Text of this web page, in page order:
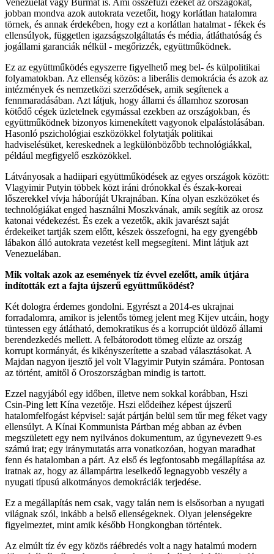
Venezuelát vagy Burmát is. Ami összefűzi ezeket az országokat,
jobban mondva azok autokrata vezetőit, hogy korlátlan hatalomra
törnek, és annak érdekében, hogy ezt a korlátlan hatalmat - fékek és
ellensúlyok, független igazságszolgáltatás és média, átláthatóság és
jogállami garanciák nélkül - megőrizzék, együttműködnek.
Ez az együttműködés egyszerre figyelhető meg bel- és külpolitikai
folyamatokban. Az ellenség közös: a liberális demokrácia és azok az
intézmények és nemzetközi szerződések, amik segítenek a
fennmaradásában. Azt látjuk, hogy állami és államhoz szorosan
kötődő cégek üzletelnek egymással ezekben az országokban, és
együttműködnek bizonyos kimenekített vagyonok elpalástolásában.
Hasonló pszichológiai eszközökkel folytatják politikai
hadviselésüket, kereskednek a legkülönbözőbb technológiákkal,
például megfigyelő eszközökkel.
Látványosak a hadiipari együttműködések az egyes országok között:
Vlagyimir Putyin többek közt iráni drónokkal és észak-koreai
lőszerekkel vívja háborúját Ukrajnában. Kína olyan eszközöket és
technológiákat enged használni Moszkvának, amik segítik az orosz
katonai védekezést. És ezek a vezetők, akik javarészt saját
érdekeiket tartják szem előtt, készek összefogni, ha egy gyengébb
lábakon álló autokrata vezetést kell megsegíteni. Mint látjuk azt
Venezuelában.
Mik voltak azok az események tíz évvel ezelőtt, amik útjára
indították ezt a fajta újszerű együttműködést?
Két dologra érdemes gondolni. Egyrészt a 2014-es ukrajnai
forradalomra, amikor is jelentős tömeg jelent meg Kijev utcáin, hogy
tüntessen egy átlátható, demokratikus és a korrupciót üldöző állami
berendezkedés mellett. A felbátorodott tömeg elűzte az ország
korrupt kormányát, és kikényszerítette a szabad választásokat. A
Majdan nagyon ijesztő jel volt Vlagyimir Putyin számára. Pontosan
az történt, amitől ő Oroszországban mindig is tartott.
Ezzel nagyjából egy időben, illetve nem sokkal korábban, Hszi
Csin-Ping lett Kína vezetője. Hszi elődeihez képest újszerű
hatalomfelfogást képvisel: saját pártján belül sem tűr meg féket vagy
ellensúlyt. A Kínai Kommunista Pártban még abban az évben
megszületett egy nem nyilvános dokumentum, az úgynevezett 9-es
számú irat; egy iránymutatás arra vonatkozóan, hogyan maradhat
fenn és hatalomban a párt. Az első és legfontosabb megállapítása az
iratnak az, hogy az állampártra leselkedő legnagyobb veszély a
nyugati típusú alkotmányos demokráciák terjedése.
Ez a megállapítás nem csak, vagy talán nem is elsősorban a nyugati
világnak szól, inkább a belső ellenségeknek. Olyan jelenségekre
figyelmeztet, mint amik később Hongkongban történtek.
Az elmúlt tíz év egy közös ráébredés volt a nagy hatalmú modern